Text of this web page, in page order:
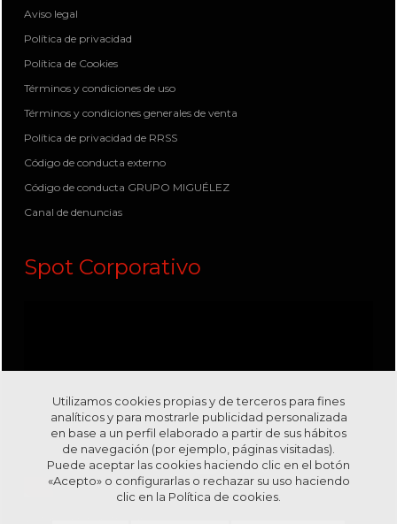
Aviso legal
Política de privacidad
Política de Cookies
Términos y condiciones de uso
Términos y condiciones generales de venta
Política de privacidad de RRSS
Código de conducta externo
Código de conducta GRUPO MIGUÉLEZ
Canal de denuncias
Spot Corporativo
Utilizamos cookies propias y de terceros para fines
analíticos y para mostrarle publicidad personalizada
en base a un perfil elaborado a partir de sus hábitos
de navegación (por ejemplo, páginas visitadas).
Puede aceptar las cookies haciendo clic en el botón
«Acepto» o configurarlas o rechazar su uso haciendo
clic en la Política de cookies.